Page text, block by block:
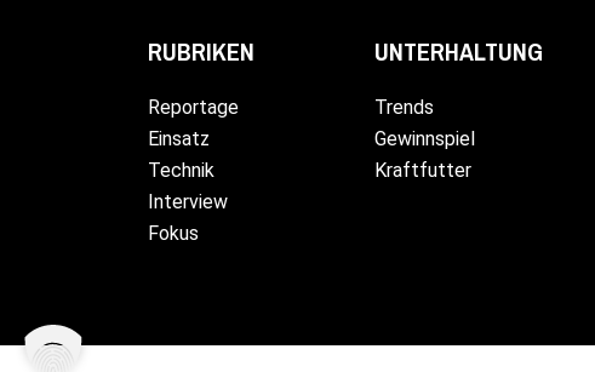
RUBRIKEN
Reportage
Einsatz
Technik
Interview
Fokus
UNTERHALTUNG
Trends
Gewinnspiel
Kraftfutter